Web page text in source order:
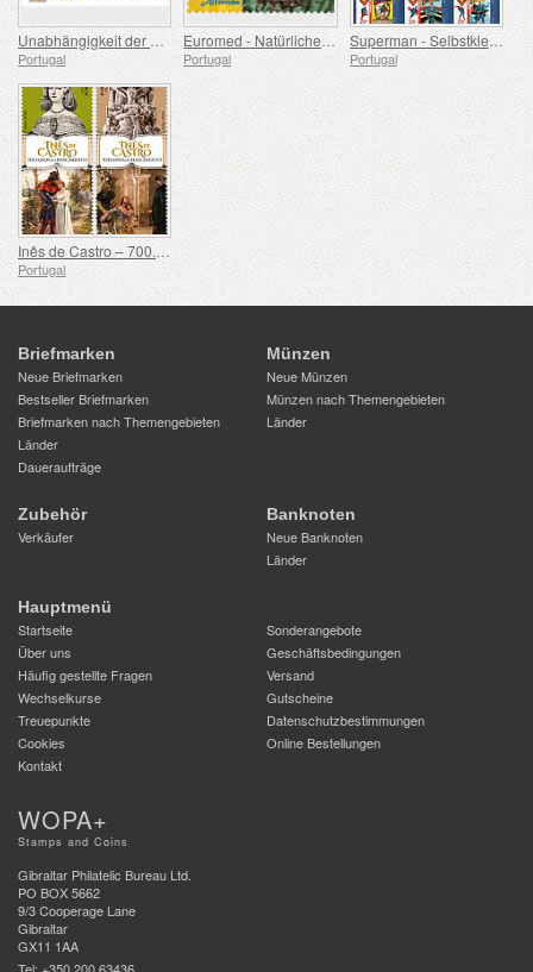
Unabhängigkeit der Kapverden – 50 Jahre
Portugal
Euromed - Natürliche Ressourcen des Mittelmeerraums
Portugal
Superman - Selbstklebende Briefmarken
Portugal
Inês de Castro – 700. Geburtstag
Portugal
Briefmarken
Neue Briefmarken
Bestseller Briefmarken
Briefmarken nach Themengebieten
Länder
Daueraufträge
Münzen
Neue Münzen
Münzen nach Themengebieten
Länder
Zubehör
Verkäufer
Banknoten
Neue Banknoten
Länder
Hauptmenü
Startseite
Sonderangebote
Über uns
Geschäftsbedingungen
Häufig gestellte Fragen
Versand
Wechselkurse
Gutscheine
Treuepunkte
Datenschutzbestimmungen
Cookies
Online Bestellungen
Kontakt
WOPA+
Stamps and Coins
Gibraltar Philatelic Bureau Ltd.
PO BOX 5662
9/3 Cooperage Lane
Gibraltar
GX11 1AA
Tel: +350 200 63436